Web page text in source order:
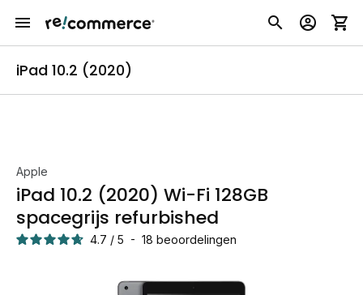
iPad 10.2 (2020)
Apple
iPad 10.2 (2020) Wi-Fi 128GB
spacegrijs refurbished
4.7 / 5 - 18 beoordelingen